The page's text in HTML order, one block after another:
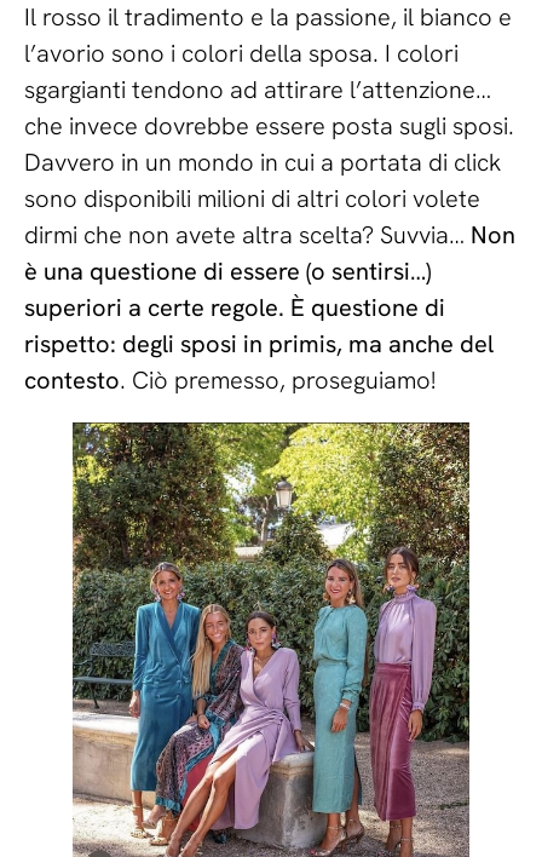
Il rosso il tradimento e la passione, il bianco e
l’avorio sono i colori della sposa. I colori
sgargianti tendono ad attirare l’attenzione…
che invece dovrebbe essere posta sugli sposi.
Davvero in un mondo in cui a portata di click
sono disponibili milioni di altri colori volete
dirmi che non avete altra scelta? Suvvia… Non
è una questione di essere (o sentirsi…)
superiori a certe regole. È questione di
rispetto: degli sposi in primis, ma anche del
contesto. Ciò premesso, proseguiamo!